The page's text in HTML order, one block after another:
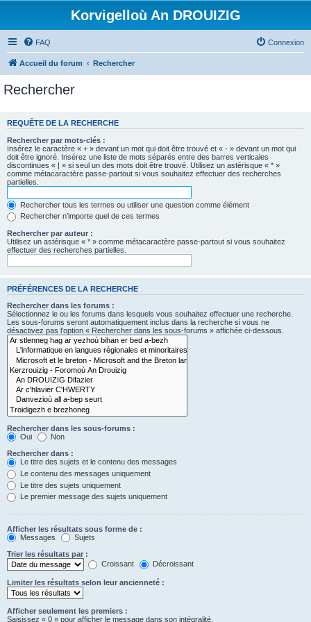
Korvigelloù An DROUIZIG
FAQ Connexion
Accueil du forum Rechercher
Rechercher
REQUÊTE DE LA RECHERCHE
Rechercher par mots-clés :
Insérez le caractère « + » devant un mot qui doit être trouvé et « - » devant un mot qui
doit être ignoré. Insérez une liste de mots séparés entre des barres verticales
discontinues « | » si seul un des mots doit être trouvé. Utilisez un astérisque « * »
comme métacaractère passe-partout si vous souhaitez effectuer des recherches
partielles.
Rechercher tous les termes ou utiliser une question comme élément
Rechercher n’importe quel de ces termes
Rechercher par auteur :
Utilisez un astérisque « * » comme métacaractère passe-partout si vous souhaitez
effectuer des recherches partielles.
PRÉFÉRENCES DE LA RECHERCHE
Rechercher dans les forums :
Sélectionnez le ou les forums dans lesquels vous souhaitez effectuer une recherche.
Les sous-forums seront automatiquement inclus dans la recherche si vous ne
désactivez pas l’option « Rechercher dans les sous-forums » affichée ci-dessous.
Rechercher dans les sous-forums :
Oui
Non
Rechercher dans :
Le titre des sujets et le contenu des messages
Le contenu des messages uniquement
Le titre des sujets uniquement
Le premier message des sujets uniquement
Afficher les résultats sous forme de :
Messages
Sujets
Trier les résultats par :
Croissant
Décroissant
Limiter les résultats selon leur ancienneté :
Afficher seulement les premiers :
Saisissez « 0 » pour afficher le message dans son intégralité.